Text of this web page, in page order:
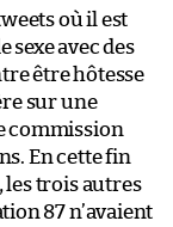
où il est
sexe avec des
être hôtesse
sur une
commission
En cette fin
les trois autres
87 n’avaient